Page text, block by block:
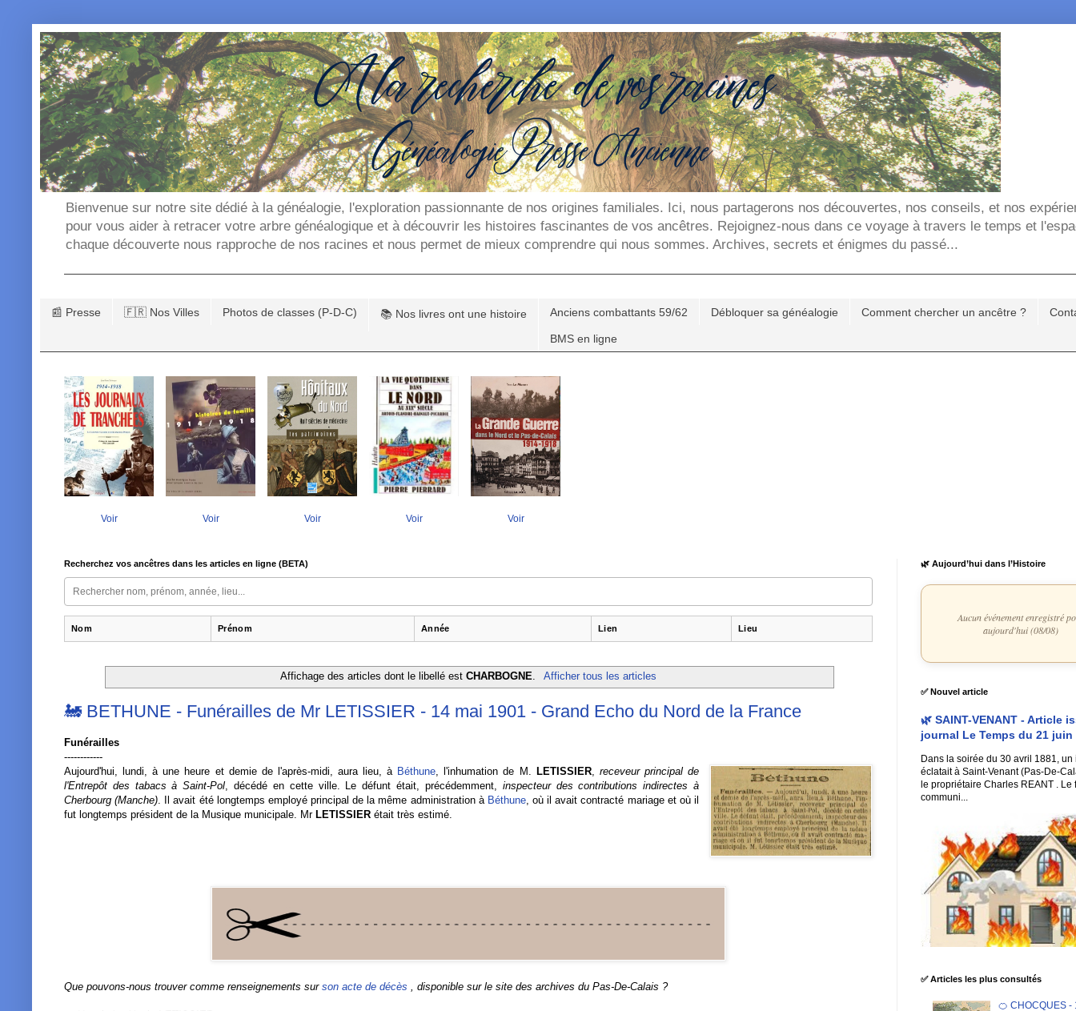
Bienvenue sur notre site dédié à la généalogie, l'exploration passionnante de nos origines familiales. Ici, nous partagerons nos découvertes, nos conseils, et nos
pour vous aider à retracer votre arbre généalogique et à découvrir les histoires fascinantes de vos ancêtres. Rejoignez-nous dans ce voyage à travers le temps et
chaque découverte nous rapproche de nos racines et nous permet de mieux comprendre qui nous sommes. Archives, secrets et énigmes du passé...
📰 Presse 🇫🇷 Nos Villes Photos de classes (P-D-C) 📚 Nos livres ont une histoire Anciens combattants 59/62 Débloquer sa généalogie Comment chercher un ancêtre ?
BMS en ligne
Voir Voir Voir Voir Voir
Recherchez vos ancêtres dans les articles en ligne (BETA)
Nom Prénom Année Lien Lieu
Affichage des articles dont le libellé estCHARBOGNE Afficher tous les articles
🚂 BETHUNE - Funérailles de Mr LETISSIER - 14 mai 1901 - Grand Echo du Nord de la France
Funérailles
------------
Aujourd'hui, lundi, à une heure et demie de l'après-midi, aura lieu, à Béthune , l'inhumation de M. LETISSIER, receveur principal de
l'Entrepôt des tabacs à Saint-Pol , décédé en cette ville. Le défunt était, précédemment, inspecteur des contributions indirectes à
Cherbourg (Manche) . Il avait été longtemps employé principal de la même administration à Béthune, où il avait contracté mariage et où il
fut longtemps président de la Musique municipale. Mr LETISSIER était très estimé.
Que pouvons-nous trouver comme renseignements sur son acte de décès , disponible sur le site des archives du Pas-De-Calais ?
🌿 Aujourd’hui dans l’Histoire
Aucun événement enregistré
aujourd'hui (08/08)
✅ Nouvel article
🌿 SAINT-VENANT - Article
journal Le Temps du 21 juin
Dans la soirée du 30 avril 1881,
éclatait à Saint-Venant (Pas-De-
le propriétaire Charles REANT . Le
communi...
✅ Articles les plus consultés
🍊 CHOCQUES -